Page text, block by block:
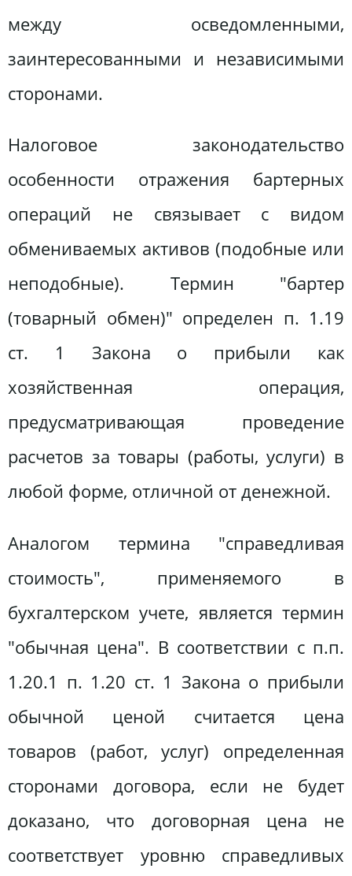
между осведомленными,
заинтересованными и независимыми
сторонами.
Налоговое законодательство
особенности отражения бартерных
операций не связывает с видом
обмениваемых активов (подобные или
неподобные). Термин "бартер
(товарный обмен)" определен п. 1.19
ст. 1 Закона о прибыли как
хозяйственная операция,
предусматривающая проведение
расчетов за товары (работы, услуги) в
любой форме, отличной от денежной.
Аналогом термина "справедливая
стоимость", применяемого в
бухгалтерском учете, является термин
"обычная цена". В соответствии с п.п.
1.20.1 п. 1.20 ст. 1 Закона о прибыли
обычной ценой считается цена
товаров (работ, услуг) определенная
сторонами договора, если не будет
доказано, что договорная цена не
соответствует уровню справедливых